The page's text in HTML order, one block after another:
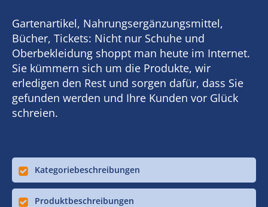
Gartenartikel, Nahrungsergänzungsmittel,
Bücher, Tickets: Nicht nur Schuhe und
Oberbekleidung shoppt man heute im Internet.
Sie kümmern sich um die Produkte, wir
erledigen den Rest und sorgen dafür, dass Sie
gefunden werden und Ihre Kunden vor Glück
schreien.
Kategoriebeschreibungen
Produktbeschreibungen